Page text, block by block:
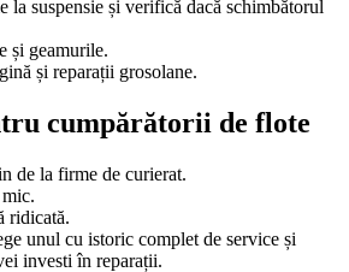
la suspensie și verifică dacă schimbătorul
și geamurile.
și reparații grosolane.
cumpărătorii de flote
de la firme de curierat.
ridicată.
unul cu istoric complet de service și
investi în reparații.